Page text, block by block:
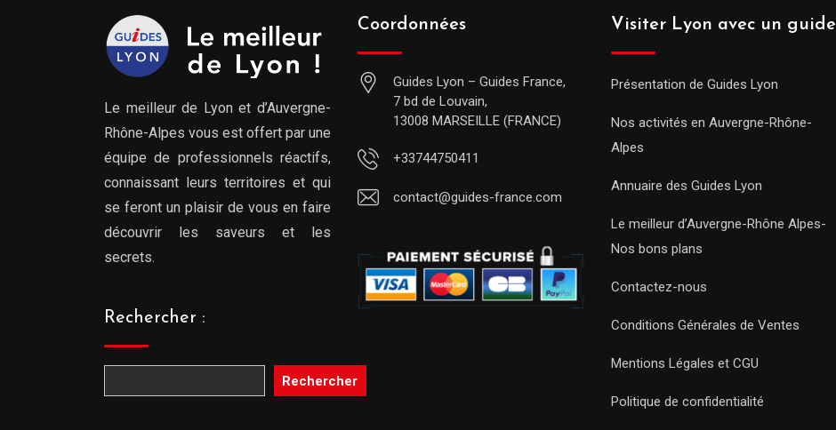
Le meilleur de Lyon et d’Auvergne-
Rhône-Alpes vous est offert par une
équipe de professionnels réactifs,
connaissant leurs territoires et qui
se feront un plaisir de vous en faire
découvrir les saveurs et les
secrets.
Rechercher :
Rechercher
Coordonnées
Guides Lyon – Guides France,
7 bd de Louvain,
13008 MARSEILLE (FRANCE)
+33744750411
contact@guides-france.com
Visiter Lyon avec un guide
Présentation de Guides Lyon
Nos activités en Auvergne-Rhône-
Alpes
Annuaire des Guides Lyon
Le meilleur d’Auvergne-Rhône Alpes-
Nos bons plans
Contactez-nous
Conditions Générales de Ventes
Mentions Légales et CGU
Politique de confidentialité